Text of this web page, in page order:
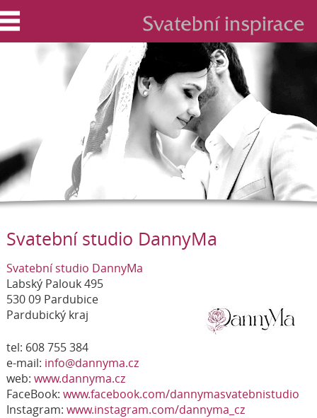
Svatební studio DannyMa
Svatební studio DannyMa
Labský Palouk 495
530 09 Pardubice
Pardubický kraj
tel: 608 755 384
e-mail: info@dannyma.cz
web: www.dannyma.cz
FaceBook: www.facebook.com/dannymasvatebnistudio
Instagram: www.instagram.com/dannyma_cz